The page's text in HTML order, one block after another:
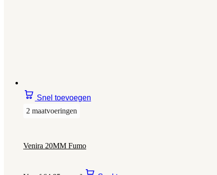
Snel toevoegen
2 maatvoeringen
Venira 20MM Fumo